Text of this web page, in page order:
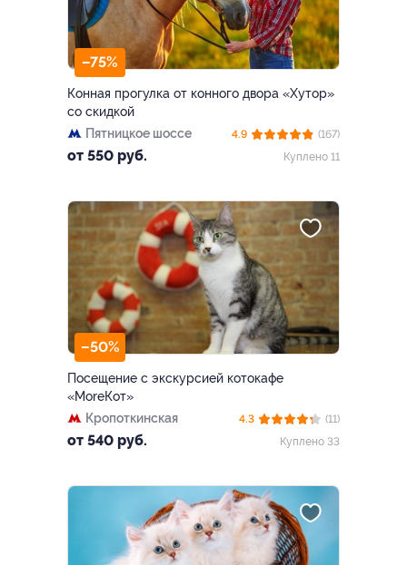
–75%
Конная прогулка от конного двора «Хутор»
со скидкой
Пятницкое шоссе
от 550 руб.
4.9
(167)
Куплено 11
–50%
Посещение с экскурсией котокафе
«MoreКот»
Кропоткинская
от 540 руб.
4.3
(11)
Куплено 33